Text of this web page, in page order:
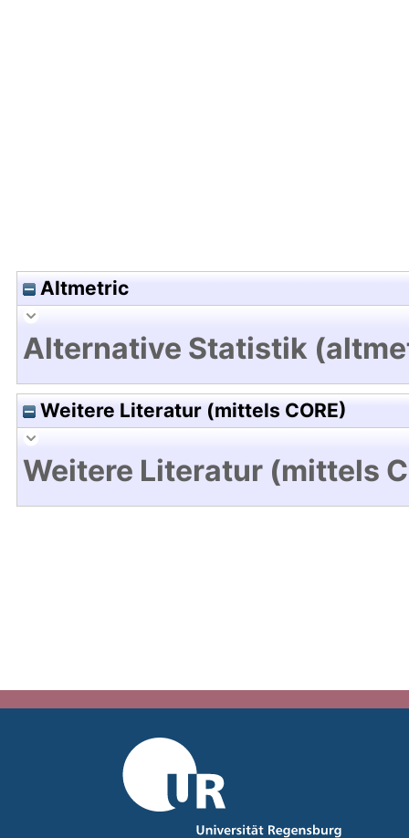
Altmetric
Alternative Statistik
Weitere Literatur (mittels CORE)
Weitere Literatur (mittels